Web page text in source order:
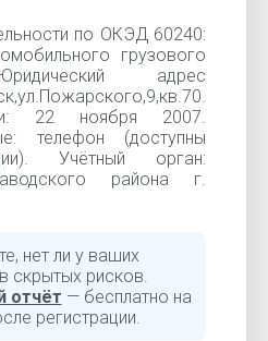
по ОКЭД 60240:
грузового
адрес
22 ноября 2007.
телефон (доступны
Учётный орган:
района г.
нет ли у ваших
скрытых рисков.
отчёт — бесплатно на
регистрации.